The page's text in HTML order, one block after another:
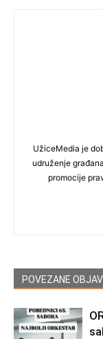
UžiceMedia je
udruženje
promocije
POVEZANE